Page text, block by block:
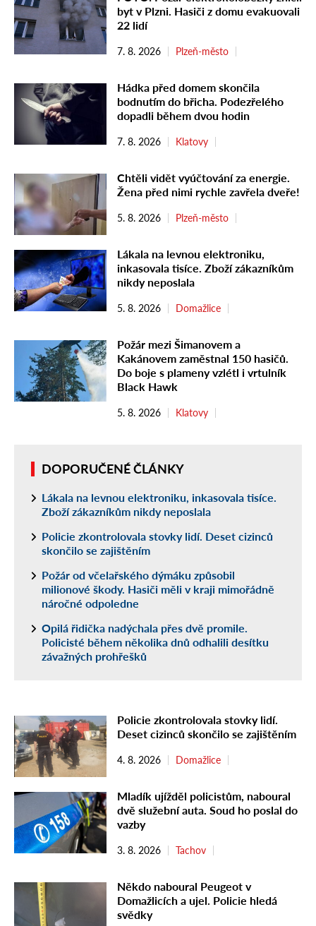
byt v Plzni. Hasiči z domu evakuovali
22 lidí
7. 8. 2026 Plzeň-město
Hádka před domem skončila
bodnutím do břicha. Podezřelého
dopadli během dvou hodin
7. 8. 2026 Klatovy
Chtěli vidět vyúčtování za energie.
Žena před nimi rychle zavřela dveře!
5. 8. 2026 Plzeň-město
Lákala na levnou elektroniku,
inkasovala tisíce. Zboží zákazníkům
nikdy neposlala
5. 8. 2026 Domažlice
Požár mezi Šimanovem a
Kakánovem zaměstnal 150 hasičů.
Do boje s plameny vzlétl i vrtulník
Black Hawk
5. 8. 2026 Klatovy
DOPORUČENÉ ČLÁNKY
Lákala na levnou elektroniku, inkasovala tisíce.
Zboží zákazníkům nikdy neposlala
Policie zkontrolovala stovky lidí. Deset cizinců
skončilo se zajištěním
Požár od včelařského dýmáku způsobil
milionové škody. Hasiči měli v kraji mimořádně
náročné odpoledne
Opilá řidička nadýchala přes dvě promile.
Policisté během několika dnů odhalili desítku
závažných prohřešků
Policie zkontrolovala stovky lidí.
Deset cizinců skončilo se zajištěním
4. 8. 2026 Domažlice
Mladík ujížděl policistům, naboural
dvě služební auta. Soud ho poslal do
vazby
3. 8. 2026 Tachov
Někdo naboural Peugeot v
Domažlicích a ujel. Policie hledá
svědky